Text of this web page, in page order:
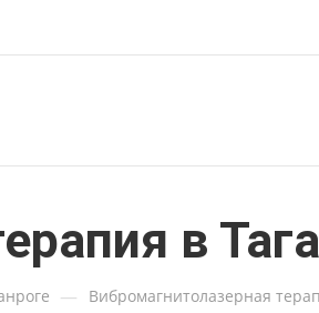
в
— Вибромагнитолазерная